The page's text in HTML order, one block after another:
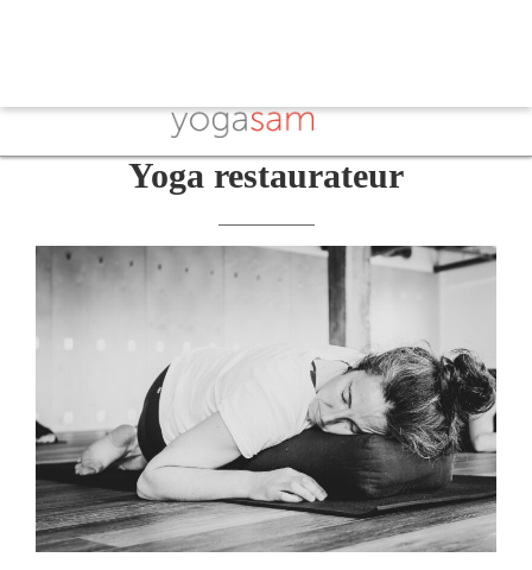
Yoga restaurateur